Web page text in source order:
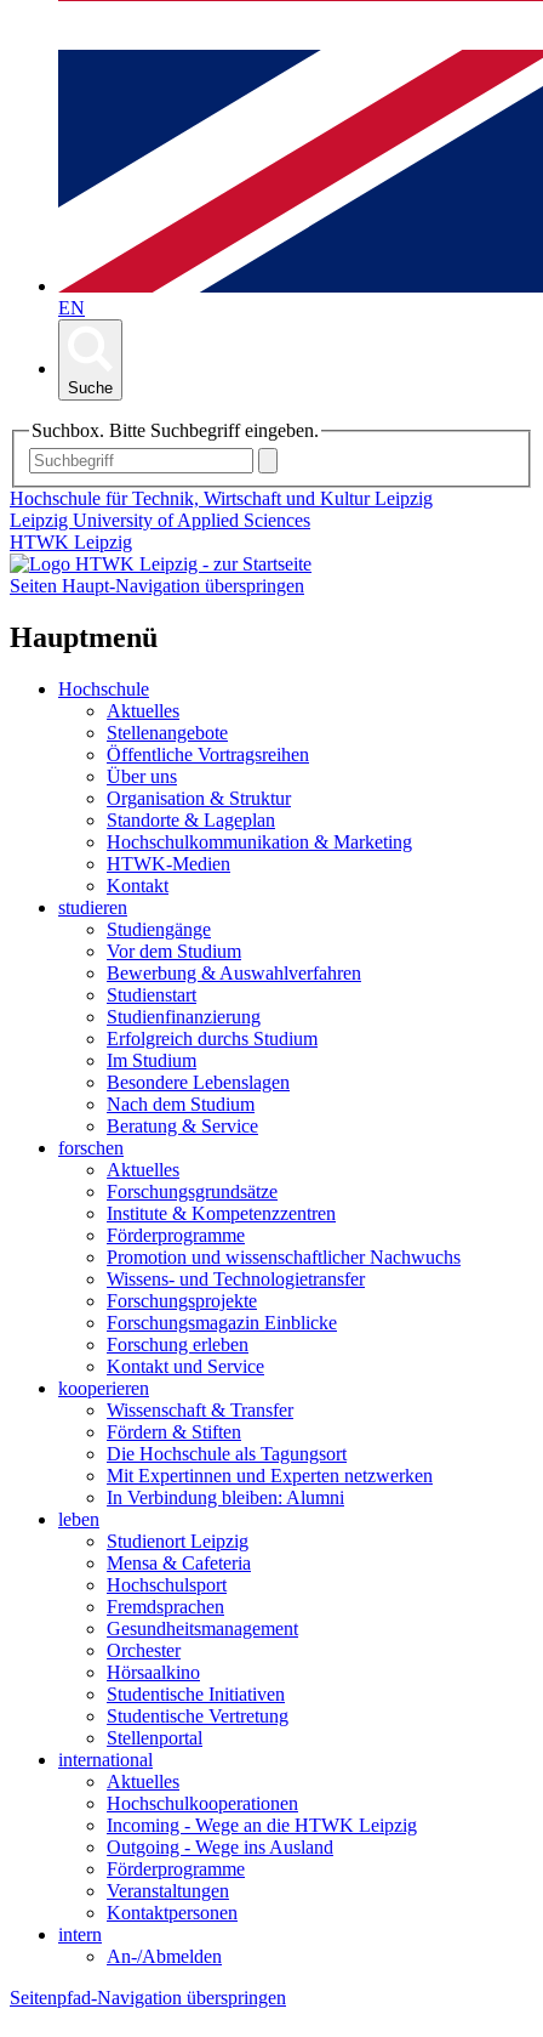
EN
Suche
Suchbox. Bitte Suchbegriff eingeben.
Hochschule für Technik, Wirtschaft und Kultur Leipzig
Leipzig University of Applied Sciences
HTWK Leipzig
Seiten Haupt-Navigation überspringen
Hauptmenü
Hochschule
Aktuelles
Stellenangebote
Öffentliche Vortragsreihen
Über uns
Organisation & Struktur
Standorte & Lageplan
Hochschulkommunikation & Marketing
HTWK-Medien
Kontakt
studieren
Studiengänge
Vor dem Studium
Bewerbung & Auswahlverfahren
Studienstart
Studienfinanzierung
Erfolgreich durchs Studium
Im Studium
Besondere Lebenslagen
Nach dem Studium
Beratung & Service
forschen
Aktuelles
Forschungsgrundsätze
Institute & Kompetenzzentren
Förderprogramme
Promotion und wissenschaftlicher Nachwuchs
Wissens- und Technologietransfer
Forschungsprojekte
Forschungsmagazin Einblicke
Forschung erleben
Kontakt und Service
kooperieren
Wissenschaft & Transfer
Fördern & Stiften
Die Hochschule als Tagungsort
Mit Expertinnen und Experten netzwerken
In Verbindung bleiben: Alumni
leben
Studienort Leipzig
Mensa & Cafeteria
Hochschulsport
Fremdsprachen
Gesundheitsmanagement
Orchester
Hörsaalkino
Studentische Initiativen
Studentische Vertretung
Stellenportal
international
Aktuelles
Hochschulkooperationen
Incoming - Wege an die HTWK Leipzig
Outgoing - Wege ins Ausland
Förderprogramme
Veranstaltungen
Kontaktpersonen
intern
An-/Abmelden
Seitenpfad-Navigation überspringen